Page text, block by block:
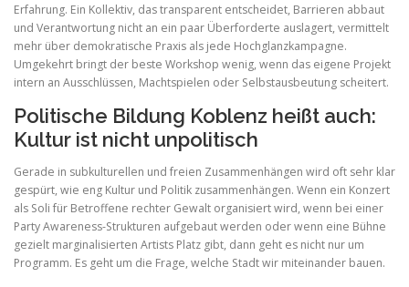
Erfahrung. Ein Kollektiv, das transparent entscheidet, Barrieren abbaut
und Verantwortung nicht an ein paar Überforderte auslagert, vermittelt
mehr über demokratische Praxis als jede Hochglanzkampagne.
Umgekehrt bringt der beste Workshop wenig, wenn das eigene Projekt
intern an Ausschlüssen, Machtspielen oder Selbstausbeutung scheitert.
Politische Bildung Koblenz heißt auch:
Kultur ist nicht unpolitisch
Gerade in subkulturellen und freien Zusammenhängen wird oft sehr klar
gespürt, wie eng Kultur und Politik zusammenhängen. Wenn ein Konzert
als Soli für Betroffene rechter Gewalt organisiert wird, wenn bei einer
Party Awareness-Strukturen aufgebaut werden oder wenn eine Bühne
gezielt marginalisierten Artists Platz gibt, dann geht es nicht nur um
Programm. Es geht um die Frage, welche Stadt wir miteinander bauen.